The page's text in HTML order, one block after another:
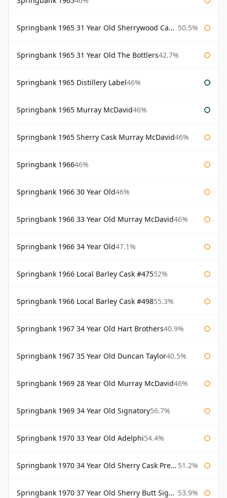
Springbank 1965 31 Year Old Sherrywood Cadenhead's 50.5%
Springbank 1965 31 Year Old The Bottlers42.7%
Springbank 1965 Distillery Label46%
Springbank 1965 Murray McDavid46%
Springbank 1965 Sherry Cask Murray McDavid46%
Springbank 196646%
Springbank 1966 30 Year Old46%
Springbank 1966 33 Year Old Murray McDavid46%
Springbank 1966 34 Year Old47.1%
Springbank 1966 Local Barley Cask #47552%
Springbank 1966 Local Barley Cask #49855.3%
Springbank 1967 34 Year Old Hart Brothers40.9%
Springbank 1967 35 Year Old Duncan Taylor40.5%
Springbank 1969 28 Year Old Murray McDavid46%
Springbank 1969 34 Year Old Signatory56.7%
Springbank 1970 33 Year Old Adelphi54.4%
Springbank 1970 34 Year Old Sherry Cask Prestonfield 51.2%
Springbank 1970 37 Year Old Sherry Butt Signatory Cask Strength Collection 53.9%